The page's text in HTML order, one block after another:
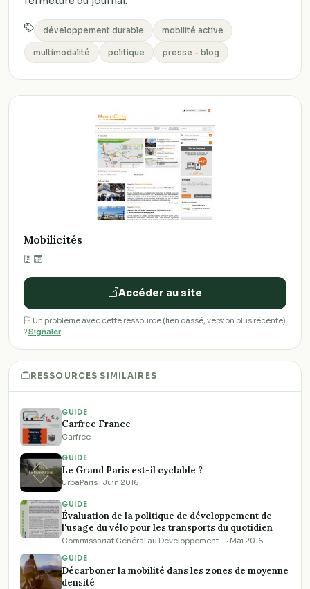
Mobilicités
· -
Accéder au site
Un problème avec cette ressource (lien cassé, version plus récente)
?Signaler
RESSOURCES SIMILAIRES
GUIDE
Carfree France
Carfree
GUIDE
Le Grand Paris est-il cyclable ?
UrbaParis · Juin 2016
GUIDE
Évaluation de la politique de développement de
l'usage du vélo pour les transports du quotidien
Commissariat Général au Développement… · Mai 2016
GUIDE
Décarboner la mobilité dans les zones de moyenne
densité
développement durable mobilité active
multimodalité politique presse - blog